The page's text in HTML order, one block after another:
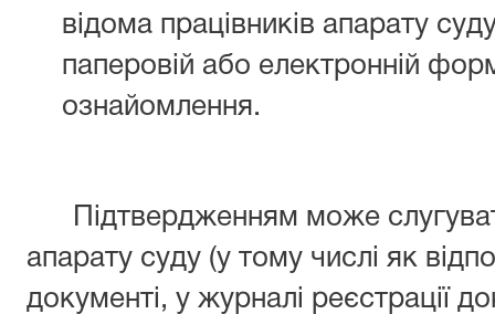
відома працівників апарату
паперовій або електронній
ознайомлення.
Підтвердженням може
апарату суду (у тому числі як
документі, у журналі реєстрації